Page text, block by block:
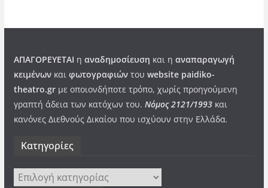
ΑΠΑΓΟΡΕΥΕΤΑΙ η αναδημοσίευση και η αναπαραγωγή
κειμένωνκαι φωτογραφιώντου website paidiko-
theatro.grμε οποιονδήποτε τρόπο, χωρίς προηγούμενη
γραπτή άδεια των κατόχων του. Νόμος 2121/1993και
κανόνες Διεθνούς Δικαίου που ισχύουν στην Ελλάδα.
Kατηγορίες
Kατηγορίες